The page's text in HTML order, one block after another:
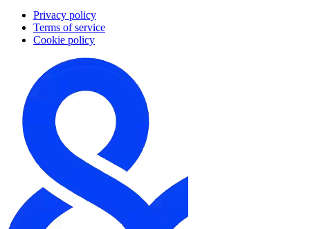
Privacy policy
Terms of service
Cookie policy